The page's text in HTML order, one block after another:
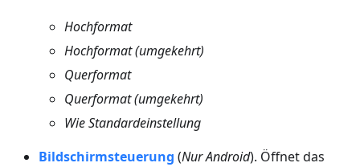
Hochformat
Hochformat (umgekehrt)
Querformat
Querformat (umgekehrt)
Wie Standardeinstellung
Bildschirmsteuerung (Nur Android). Öffnet das